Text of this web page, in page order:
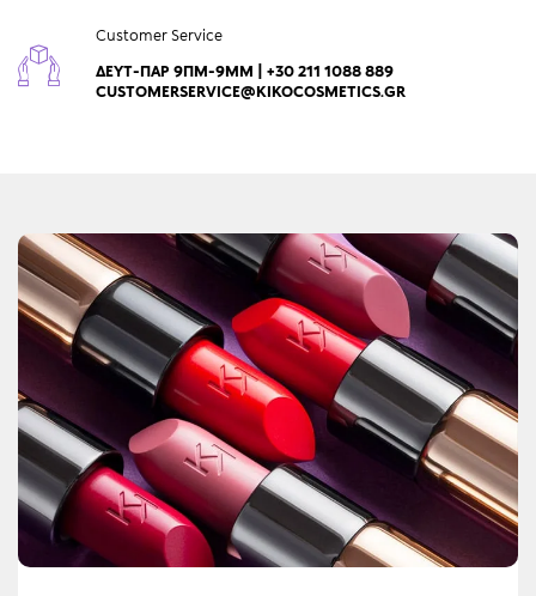
Customer Service
ΔΕΥΤ-ΠΑΡ 9ΠΜ-9ΜΜ | +30 211 1088 889
CUSTOMERSERVICE@KIKOCOSMETICS.GR